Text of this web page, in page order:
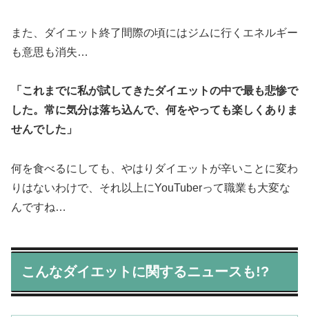
また、ダイエット終了間際の頃にはジムに行くエネルギー
も意思も消失…
「これまでに私が試してきたダイエットの中で最も悲惨で
した。 常に気分は落ち込んで、何をやっても楽しくありま
せんでした」
何を食べるにしても、やはりダイエットが辛いことに変わ
りはないわけで、それ以上にYouTuberって職業も大変な
んですね…
こんなダイエットに関するニュースも!?